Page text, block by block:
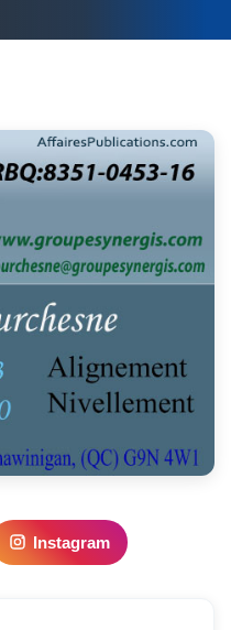
Instagram